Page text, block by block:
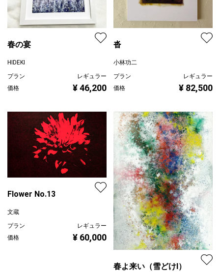
春の宴
HIDEKI
プラン
レギュラー
価格
¥ 46,200
沓
小林功二
プラン
レギュラー
価格
¥ 82,500
Flower No.13
文蔵
プラン
レギュラー
価格
¥ 60,000
春よ来い（雪どけⅠ）